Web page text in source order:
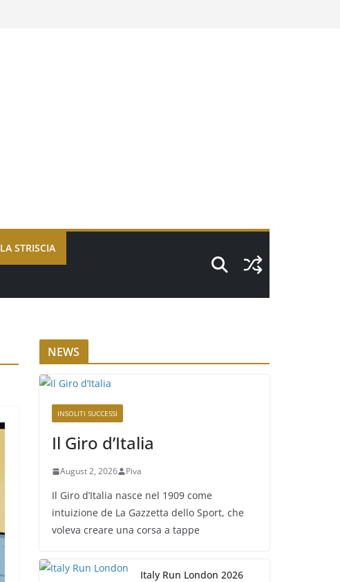
LA STRISCIA
NEWS
INSOLITI SUCCESSI
Il Giro d’Italia
August 2, 2026 Piva
Il Giro d’Italia nasce nel 1909 come
intuizione de La Gazzetta dello Sport, che
voleva creare una corsa a tappe
Italy Run London 2026